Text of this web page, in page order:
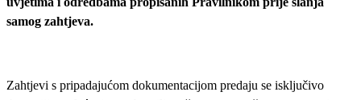
samog zahtjeva.
Zahtjevi s pripadajućom dokumentacijom predaju se isključivo